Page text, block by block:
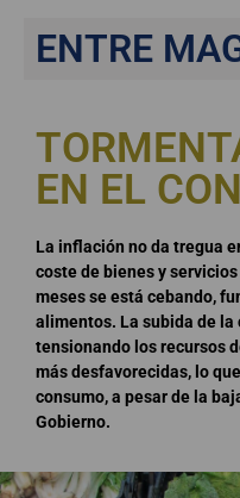
ENTRE
EN EL
La inflación no da tregua
coste de bienes y
meses se está cebando,
alimentos. La subida de la
tensionando los recursos
más desfavorecidas, lo
consumo, a pesar de la
Gobierno.